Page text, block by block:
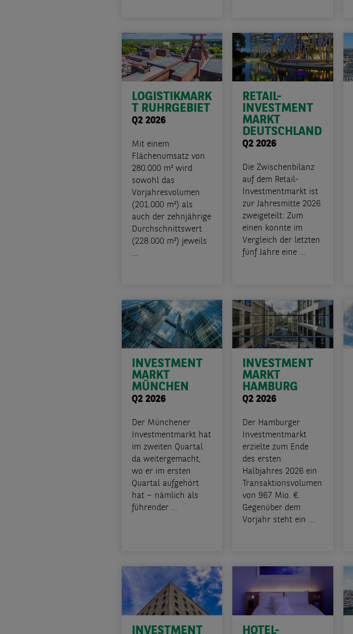
LOGISTIKMARK
T RUHRGEBIET
Q2 2026
Mit einem
Flächenumsatz von
280.000 m² wird
sowohl das
Vorjahresvolumen
(201.000 m²) als
auch der zehnjährige
Durchschnittswert
(228.000 m²) jeweils
...
RETAIL-
INVESTMENT
MARKT
DEUTSCHLAND
Q2 2026
Die Zwischenbilanz
auf dem Retail-
Investmentmarkt ist
zur Jahresmitte 2026
zweigeteilt: Zum
einen konnte im
Vergleich der letzten
fünf Jahre eine ...
INVESTMENT
MARKT
MÜNCHEN
Q2 2026
Der Münchener
Investmentmarkt hat
im zweiten Quartal
da weitergemacht,
wo er im ersten
Quartal aufgehört
hat – nämlich als
führender ...
INVESTMENT
MARKT
HAMBURG
Q2 2026
Der Hamburger
Investmentmarkt
erzielte zum Ende
des ersten
Halbjahres 2026 ein
Transaktionsvolumen
von 967 Mio. €.
Gegenüber dem
Vorjahr steht ein ...
INVESTMENT HOTEL-